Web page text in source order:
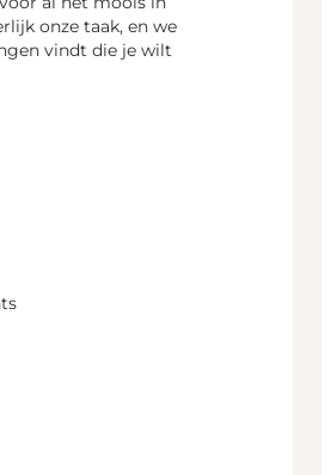
onze taak, en we
vindt die je wilt